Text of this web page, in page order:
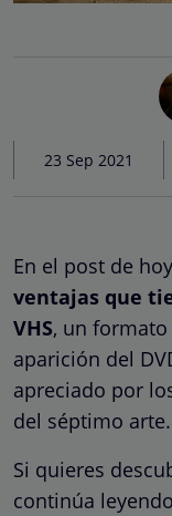
23 Sep 2021
En el post de
ventajas que
VHS, un
aparición del
apreciado por
del séptimo arte.
Si quieres
continúa